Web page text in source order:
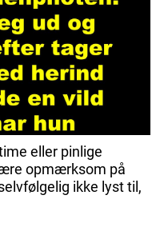
eller pinlige
opmærksom på
ikke lyst til,